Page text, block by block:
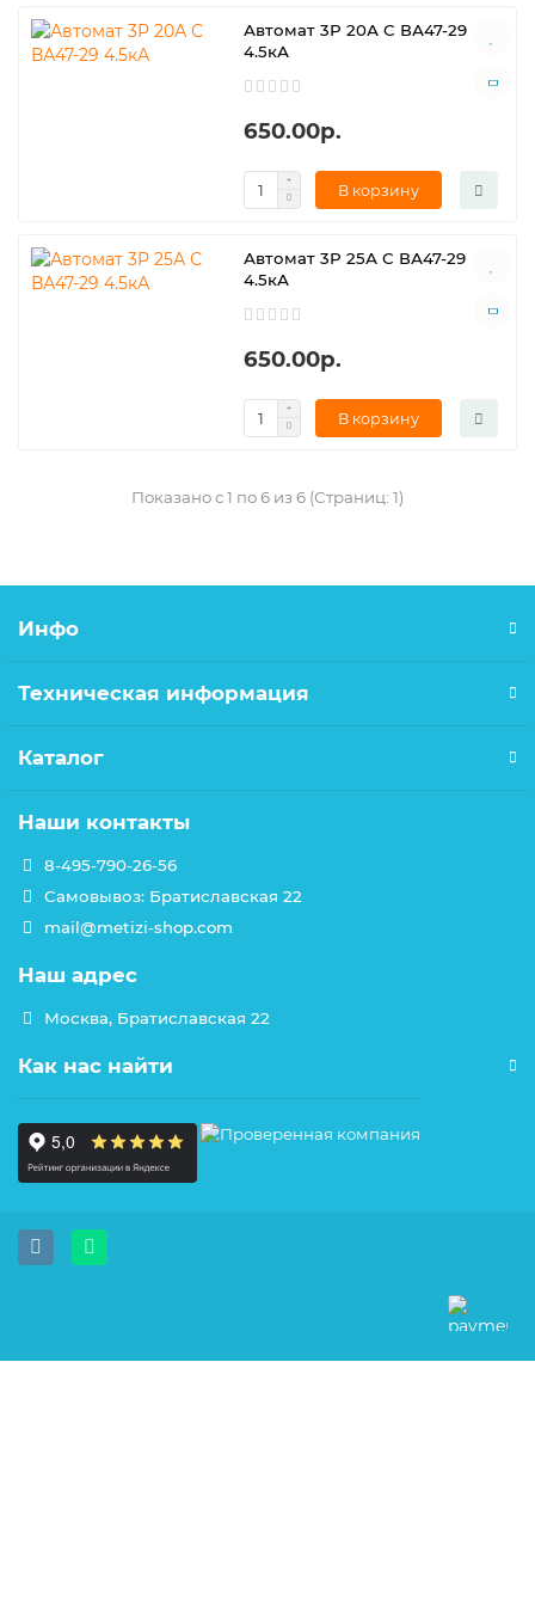
Автомат 3Р 20А С ВА47-29
4.5кА
650.00р.
В корзину
Автомат 3Р 25А С ВА47-29
4.5кА
650.00р.
В корзину
Показано с 1 по 6 из 6 (Страниц: 1)
Инфо
Техническая информация
Каталог
Наши контакты
8-495-790-26-56
Самовывоз: Братиславская 22
mail@metizi-shop.com
Наш адрес
Москва, Братиславская 22
Как нас найти